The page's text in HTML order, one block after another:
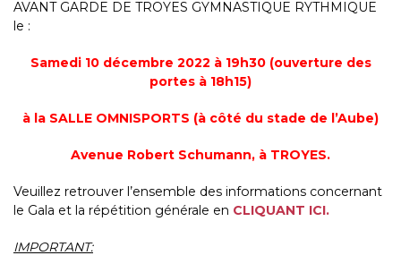
AVANT GARDE DE TROYES GYMNASTIQUE RYTHMIQUE
le :
Samedi 10 décembre 2022 à 19h30 (ouverture des
portes à 18h15)
à la SALLE OMNISPORTS (à côté du stade de l’Aube)
Avenue Robert Schumann, à TROYES.
Veuillez retrouver l’ensemble des informations concernant
le Gala et la répétition générale en CLIQUANT ICI.
IMPORTANT: